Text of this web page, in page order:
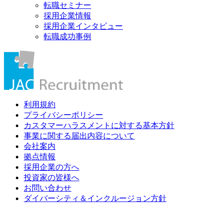
転職セミナー
採用企業情報
採用企業インタビュー
転職成功事例
利用規約
プライバシーポリシー
カスタマーハラスメントに対する基本方針
事業に関する届出内容について
会社案内
拠点情報
採用企業の方へ
投資家の皆様へ
お問い合わせ
ダイバーシティ＆インクルージョン方針